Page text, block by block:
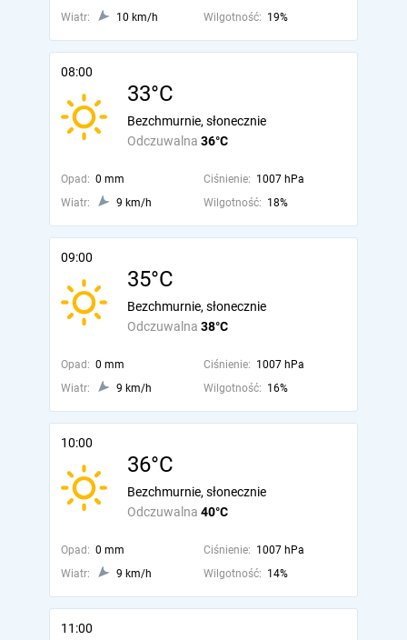
Wiatr: 10 km/h Wilgotność: 19%
08:00
33°C
Odczuwalna 36°C
Bezchmurnie, słonecznie
Opad: 0 mm Ciśnienie: 1007 hPa
Wiatr:
9 km/h Wilgotność: 18%
09:00
35°C
Odczuwalna 38°C
Bezchmurnie, słonecznie
Opad: 0 mm Ciśnienie: 1007 hPa
Wiatr:
9 km/h Wilgotność: 16%
10:00
36°C
Odczuwalna 40°C
Bezchmurnie, słonecznie
Opad: 0 mm Ciśnienie: 1007 hPa
Wiatr:
9 km/h Wilgotność: 14%
11:00